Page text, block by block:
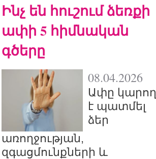
Ինչ են հուշում ձեռքի
ափի 5 հիմնական
գծերը
08.04.2026
Ափը կարող
է պատմել
ձեր
առողջության,
զգացմունքների և